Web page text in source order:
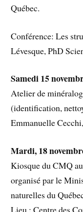
Québec.
Conférence: Les
Lévesque, PhD
Samedi 15
Atelier de
(identification,
Emmanuelle
Mardi, 18
Kiosque du CMQ
organisé par le
naturelles du
Lieu : Centre des